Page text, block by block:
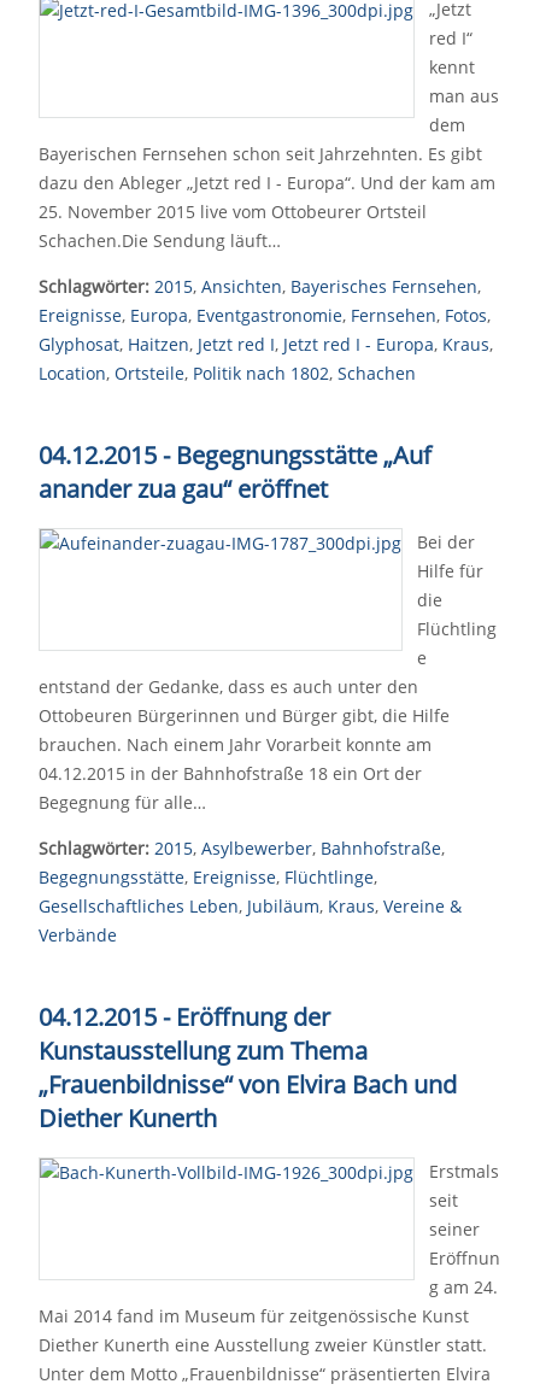
„Jetzt
red I“
kennt
man aus
dem
Bayerischen Fernsehen schon seit Jahrzehnten. Es gibt
dazu den Ableger „Jetzt red I - Europa“. Und der kam am
25. November 2015 live vom Ottobeurer Ortsteil
Schachen.Die Sendung läuft…
Schlagwörter: 2015, Ansichten, Bayerisches Fernsehen,
Ereignisse, Europa, Eventgastronomie, Fernsehen, Fotos,
Glyphosat, Haitzen, Jetzt red I, Jetzt red I - Europa, Kraus,
Location, Ortsteile, Politik nach 1802, Schachen
04.12.2015 - Begegnungsstätte „Auf
anander zua gau“ eröffnet
Bei der
Hilfe für
die
Flüchtling
e
entstand der Gedanke, dass es auch unter den
Ottobeuren Bürgerinnen und Bürger gibt, die Hilfe
brauchen. Nach einem Jahr Vorarbeit konnte am
04.12.2015 in der Bahnhofstraße 18 ein Ort der
Begegnung für alle…
Schlagwörter: 2015, Asylbewerber, Bahnhofstraße,
Begegnungsstätte, Ereignisse, Flüchtlinge,
Gesellschaftliches Leben, Jubiläum, Kraus, Vereine &
Verbände
04.12.2015 - Eröffnung der
Kunstausstellung zum Thema
„Frauenbildnisse“von Elvira Bach und
Diether Kunerth
Erstmals
seit
seiner
Eröffnun
g am 24.
Mai 2014 fand im Museum für zeitgenössische Kunst
Diether Kunerth eine Ausstellung zweier Künstler statt.
Unter dem Motto „Frauenbildnisse“ präsentierten Elvira